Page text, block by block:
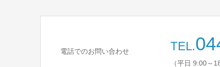
電話でのお問い合わせ TEL.
（平日 9:00～